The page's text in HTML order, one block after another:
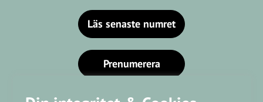
Läs senaste numret
Prenumerera